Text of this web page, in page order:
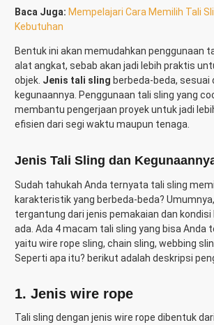
Baca Juga: Mempelajari Cara Memilih Tali
Kebutuhan
Bentuk ini akan memudahkan penggunaan
alat angkat, sebab akan jadi lebih praktis
objek. Jenis tali sling berbeda-beda, sesuai
kegunaannya. Penggunaan tali sling yang
membantu pengerjaan proyek untuk jadi
efisien dari segi waktu maupun tenaga.
Jenis Tali Sling dan
Sudah tahukah Anda ternyata tali sling
karakteristik yang berbeda-beda?
tergantung dari jenis pemakaian dan kondisi
ada. Ada 4 macam tali sling yang bisa Anda
yaitu wire rope sling, chain sling, webbing
Seperti apa itu? berikut adalah deskripsi
1. Jenis wire rope
Tali sling dengan jenis wire rope dibentuk